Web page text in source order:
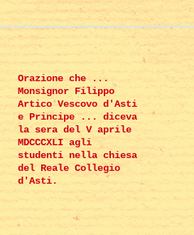
Orazione che ...
Monsignor Filippo
Artico Vescovo d'Asti
e Principe ... diceva
la sera del V aprile
MDCCCXLI agli
studenti nella chiesa
del Reale Collegio
d'Asti.